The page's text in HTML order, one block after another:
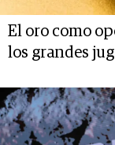
El oro como
los grandes